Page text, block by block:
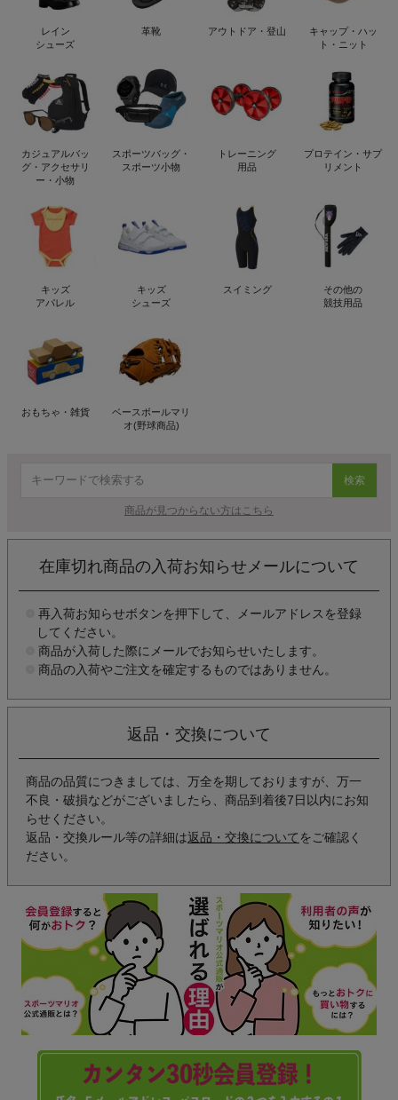
レイン
シューズ
革靴 アウトドア・登山
キャップ・ハッ
ト・ニット
カジュアルバッ
グ・アクセサリ
ー・小物
スポーツバッグ・
スポーツ小物
トレーニング
用品
プロテイン・サプ
リメント
キッズ
アパレル
キッズ
シューズ
スイミング
その他の
競技用品
おもちゃ・雑貨
ベースボールマリ
オ(野球商品)
検索
商品が見つからない方はこちら
在庫切れ商品の入荷お知らせメールについて
再入荷お知らせボタンを押下して、メールアドレスを登録
してください。
商品が入荷した際にメールでお知らせいたします。
商品の入荷やご注文を確定するものではありません。
返品・交換について
商品の品質につきましては、万全を期しておりますが、万一
不良・破損などがございましたら、商品到着後7日以内にお知
らせください。
返品・交換ルール等の詳細は返品・交換について をご確認く
ださい。